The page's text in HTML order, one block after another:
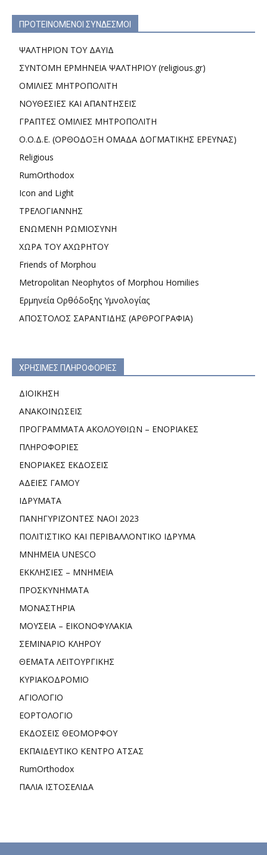
ΠΡΟΤΕΙΝΟΜΕΝΟΙ ΣΥΝΔΕΣΜΟΙ
ΨΑΛΤΗΡΙΟΝ ΤΟΥ ΔΑΥΙΔ
ΣΥΝΤΟΜΗ ΕΡΜΗΝΕΙΑ ΨΑΛΤΗΡΙΟΥ (religious.gr)
ΟΜΙΛΙΕΣ ΜΗΤΡΟΠΟΛΙΤΗ
ΝΟΥΘΕΣΙΕΣ ΚΑΙ ΑΠΑΝΤΗΣΕΙΣ
ΓΡΑΠΤΕΣ ΟΜΙΛΙΕΣ ΜΗΤΡΟΠΟΛΙΤΗ
Ο.Ο.Δ.Ε. (ΟΡΘΟΔΟΞΗ ΟΜΑΔΑ ΔΟΓΜΑΤΙΚΗΣ ΕΡΕΥΝΑΣ)
Religious
RumOrthodox
Icon and Light
ΤΡΕΛΟΓΙΑΝΝΗΣ
ΕΝΩΜΕΝΗ ΡΩΜΙΟΣΥΝΗ
ΧΩΡΑ ΤΟΥ ΑΧΩΡΗΤΟΥ
Friends of Morphou
Metropolitan Neophytos of Morphou Homilies
Ερμηνεία Ορθόδοξης Υμνολογίας
ΑΠΟΣΤΟΛΟΣ ΣΑΡΑΝΤΙΔΗΣ (ΑΡΘΡΟΓΡΑΦΙΑ)
ΧΡΗΣΙΜΕΣ ΠΛΗΡΟΦΟΡΙΕΣ
ΔΙΟΙΚΗΣΗ
ΑΝΑΚΟΙΝΩΣΕΙΣ
ΠΡΟΓΡΑΜΜΑΤΑ ΑΚΟΛΟΥΘΙΩΝ – ΕΝΟΡΙΑΚΕΣ
ΠΛΗΡΟΦΟΡΙΕΣ
ΕΝΟΡΙΑΚΕΣ ΕΚΔΟΣΕΙΣ
ΑΔΕΙΕΣ ΓΑΜΟΥ
ΙΔΡΥΜΑΤΑ
ΠΑΝΗΓΥΡΙΖΟΝΤΕΣ ΝΑΟΙ 2023
ΠΟΛΙΤΙΣΤΙΚΟ ΚΑΙ ΠΕΡΙΒΑΛΛΟΝΤΙΚΟ ΙΔΡΥΜΑ
ΜΝΗΜΕΙΑ UNESCO
ΕΚΚΛΗΣΙΕΣ – ΜΝΗΜΕΙΑ
ΠΡΟΣΚΥΝΗΜΑΤΑ
ΜΟΝΑΣΤΗΡΙΑ
ΜΟΥΣΕΙΑ – ΕΙΚΟΝΟΦΥΛΑΚΙΑ
ΣΕΜΙΝΑΡΙΟ ΚΛΗΡΟΥ
ΘΕΜΑΤΑ ΛΕΙΤΟΥΡΓΙΚΗΣ
ΚΥΡΙΑΚΟΔΡΟΜΙΟ
ΑΓΙΟΛΟΓΙΟ
ΕΟΡΤΟΛΟΓΙΟ
ΕΚΔΟΣΕΙΣ ΘΕΟΜΟΡΦΟΥ
ΕΚΠΑΙΔΕΥΤΙΚΟ ΚΕΝΤΡΟ ΑΤΣΑΣ
RumOrthodox
ΠΑΛΙΑ ΙΣΤΟΣΕΛΙΔΑ